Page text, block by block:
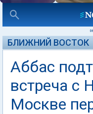
БЛИЖНИЙ ВОСТОК
Аббас
встреча с
Москве